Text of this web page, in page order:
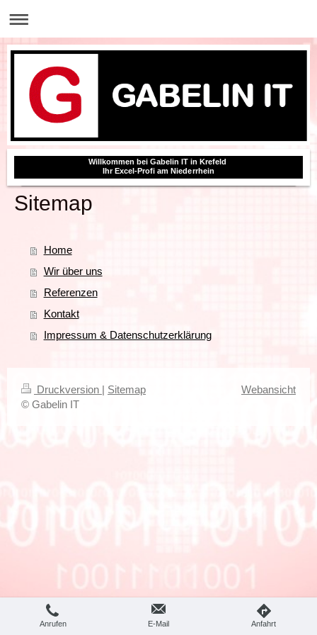
Willkommen bei Gabelin IT in Krefeld
Ihr Excel-Profi am Niederrhein
Sitemap
Home
Wir über uns
Referenzen
Kontakt
Impressum & Datenschutzerklärung
Druckversion | Sitemap
© Gabelin IT
Webansicht
Anrufen E-Mail Anfahrt